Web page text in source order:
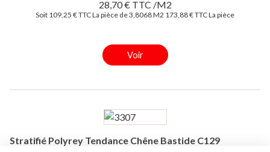
28,70 € TTC /M2
Soit 109,25 € TTC La pièce de 3,8068 M2 173,88 € TTC La pièce
Voir
Stratifié Polyrey Tendance Chêne Bastide C129